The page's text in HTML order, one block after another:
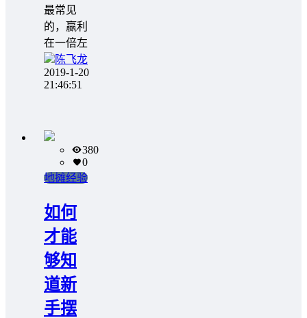
最常见
的，赢利
在一倍左
陈飞龙
2019-1-20
21:46:51
380
0
地摊经验
如何
才能
够知
道新
手摆